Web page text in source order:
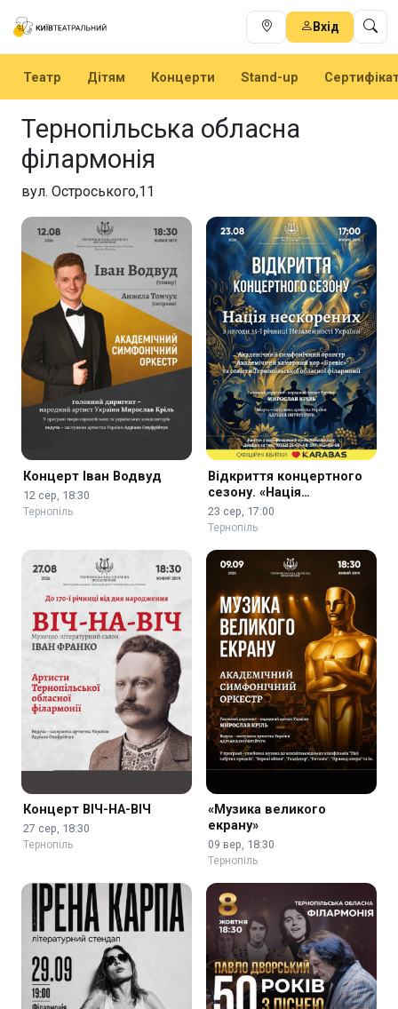
Вхід
Театр Дітям Концерти Stand-up
Тернопільська обласна
філармонія
вул. Остроського,11
Концерт Іван Водвуд
12 сер, 18:30
Тернопіль
Відкриття концертного
сезону. «Нація
нескорених»
23 сер, 17:00
Тернопіль
Концерт ВІЧ-НА-ВІЧ
27 сер, 18:30
Тернопіль
«Музика великого
екрану»
09 вер, 18:30
Тернопіль